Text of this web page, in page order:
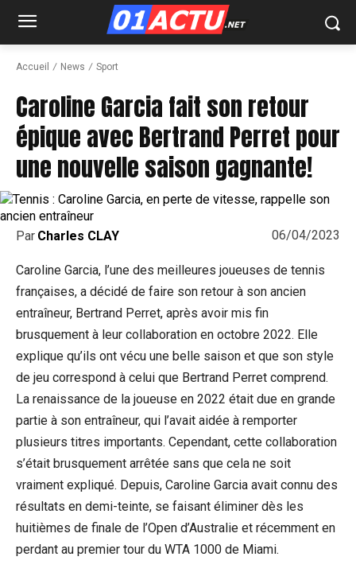
Accueil News Sport
Caroline Garcia fait son retour
épique avec Bertrand Perret pour
une nouvelle saison gagnante!
06/04/2023
Par Charles CLAY
Caroline Garcia, l’une des meilleures joueuses de tennis
françaises, a décidé de faire son retour à son ancien
entraîneur, Bertrand Perret, après avoir mis fin
brusquement à leur collaboration en octobre 2022. Elle
explique qu’ils ont vécu une belle saison et que son style
de jeu correspond à celui que Bertrand Perret comprend.
La renaissance de la joueuse en 2022 était due en grande
partie à son entraîneur, qui l’avait aidée à remporter
plusieurs titres importants. Cependant, cette collaboration
s’était brusquement arrêtée sans que cela ne soit
vraiment expliqué. Depuis, Caroline Garcia avait connu des
résultats en demi-teinte, se faisant éliminer dès les
huitièmes de finale de l’Open d’Australie et récemment en
perdant au premier tour du WTA 1000 de Miami.